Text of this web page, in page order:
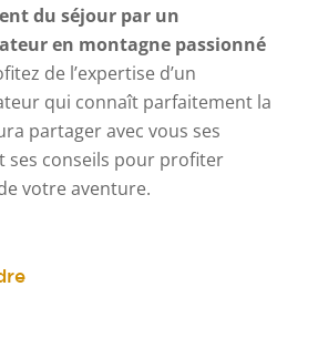
du séjour par un
en montagne passionné
de l’expertise d’un
qui connaît parfaitement la
partager avec vous ses
ses conseils pour profiter
votre aventure.